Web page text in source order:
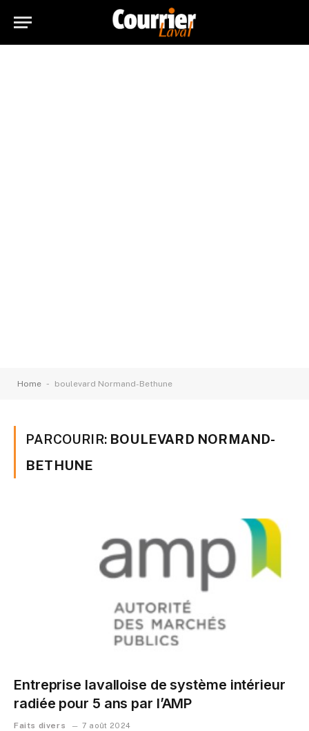
Home - boulevard Normand-Bethune
PARCOURIR: BOULEVARD NORMAND-
BETHUNE
Entreprise lavalloise de système intérieur
radiée pour 5 ans par l’AMP
Faits divers 7 août 2024